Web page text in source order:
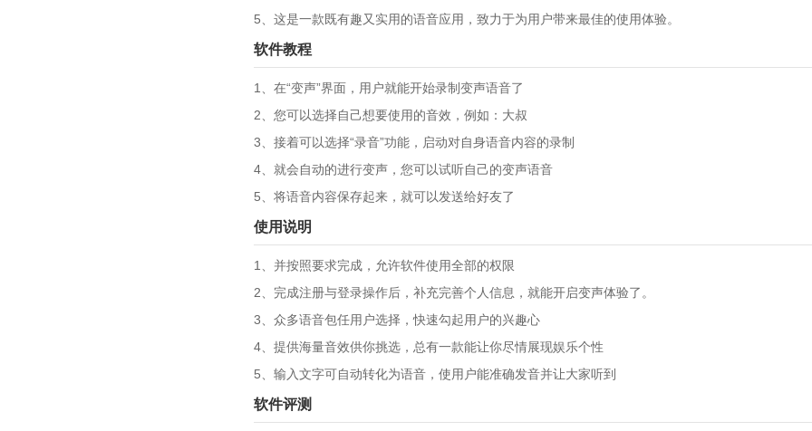
5、这是一款既有趣又实用的语音应用，致力于为用户带来最佳的使用体验。
软件教程
1、在“变声”界面，用户就能开始录制变声语音了
2、您可以选择自己想要使用的音效，例如：大叔
3、接着可以选择“录音”功能，启动对自身语音内容的录制
4、就会自动的进行变声，您可以试听自己的变声语音
5、将语音内容保存起来，就可以发送给好友了
使用说明
1、并按照要求完成，允许软件使用全部的权限
2、完成注册与登录操作后，补充完善个人信息，就能开启变声体验了。
3、众多语音包任用户选择，快速勾起用户的兴趣心
4、提供海量音效供你挑选，总有一款能让你尽情展现娱乐个性
5、输入文字可自动转化为语音，使用户能准确发音并让大家听到
软件评测